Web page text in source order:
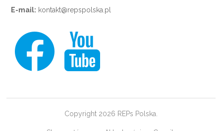
E-mail: kontakt@repspolska.pl
Copyright 2026 REPs Polska.